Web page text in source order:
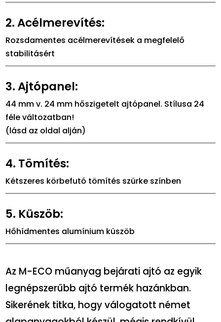
2. Acélmerevítés:
Rozsdamentes acélmerevítések a megfelelő
stabilitásért
3. Ajtópanel:
44 mm v. 24 mm hőszigetelt ajtópanel. Stílusa 24
féle változatban!
(lásd az oldal alján)
4. Tömítés:
Kétszeres körbefutó tömítés szürke színben
5. Küszöb:
Hőhídmentes alumínium küszöb
Az M-ECO műanyag bejárati ajtó az egyik
legnépszerűbb ajtó termék hazánkban.
Sikerének titka, hogy válogatott német